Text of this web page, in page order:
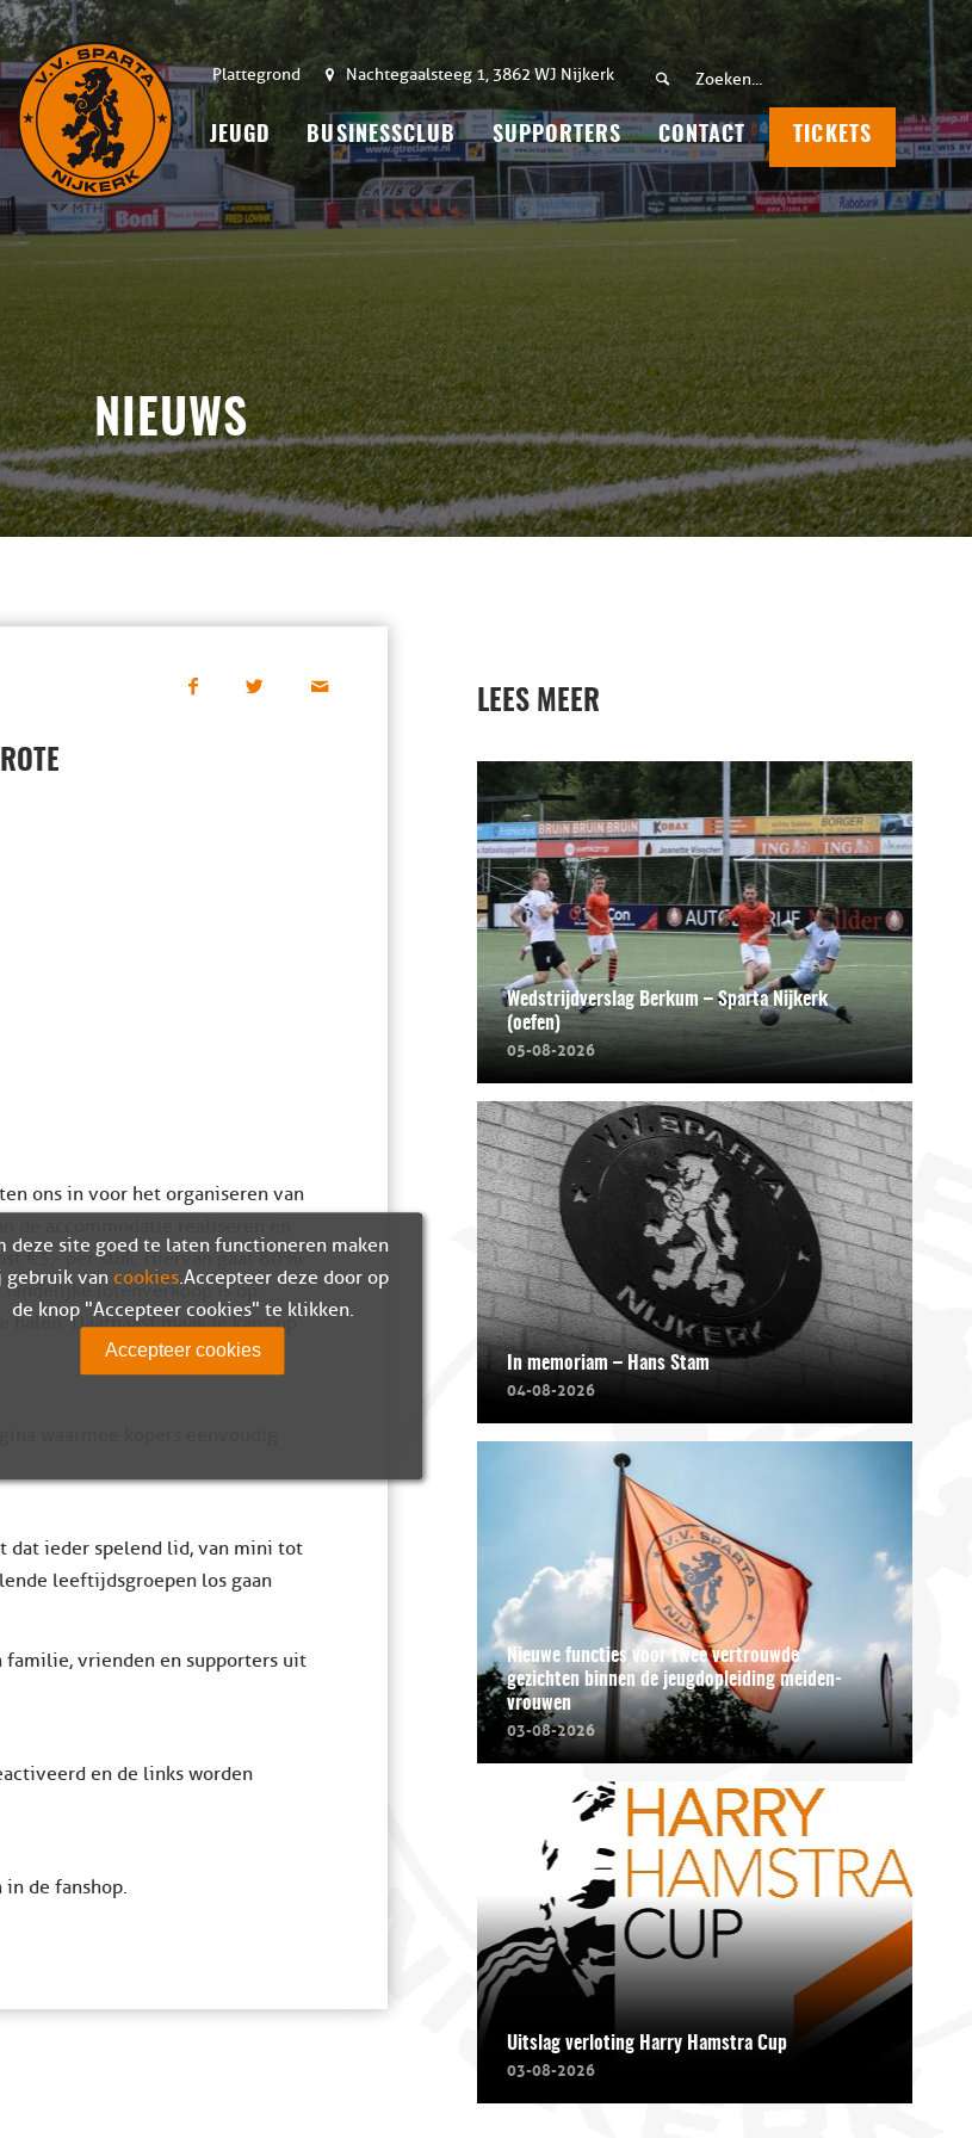
Plattegrond Nachtegaalsteeg 1, 3862 WJ Nijkerk
JEUGD BUSINESSCLUB SUPPORTERS CONTACT TICKETS
NIEUWS
ons in voor het organiseren van
accommodatie realiseren en
€3,- per stuk. Hiervan gaat 80%
landelijke lotenverkoop is op
Daarnaast maak je kans op
waarmee kopers eenvoudig
dat ieder spelend lid, van mini tot
leeftijdsgroepen los gaan
familie, vrienden en supporters uit
en de links worden
in de fanshop.
LEES MEER
Wedstrijdverslag Berkum – Sparta Nijkerk
(oefen)
05-08-2026
In memoriam – Hans Stam
04-08-2026
Nieuwe functies voor twee vertrouwde
gezichten binnen de jeugdopleiding meiden-
vrouwen
03-08-2026
Uitslag verloting Harry Hamstra Cup
03-08-2026
deze site goed te laten functioneren maken
gebruik van cookies. Accepteer deze door op
de knop "Accepteer cookies" te klikken.
Accepteer cookies